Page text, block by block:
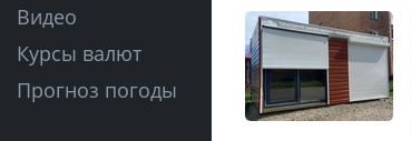
Видео
Курсы валют
Прогноз погоды